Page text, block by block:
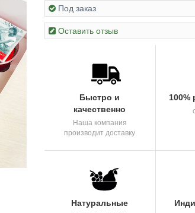
Под заказ
Оставить отзыв
Быстро и
качественно
Наша компания
производит доставку
100%
Натуральные